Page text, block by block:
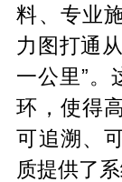
料、专业
力图打通
一公里”。
环，使得
可追溯、
质提供了